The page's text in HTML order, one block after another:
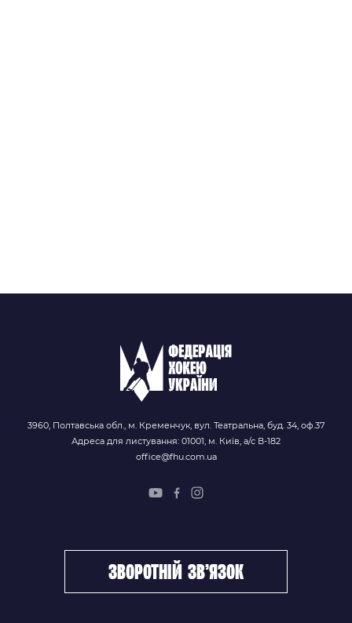
3960, Полтавська обл., м. Кременчук, вул. Театральна, буд. 34, оф.37
Адреса для листування: 01001, м. Київ, а/с В-182
office@fhu.com.ua
зворотній зв’язок